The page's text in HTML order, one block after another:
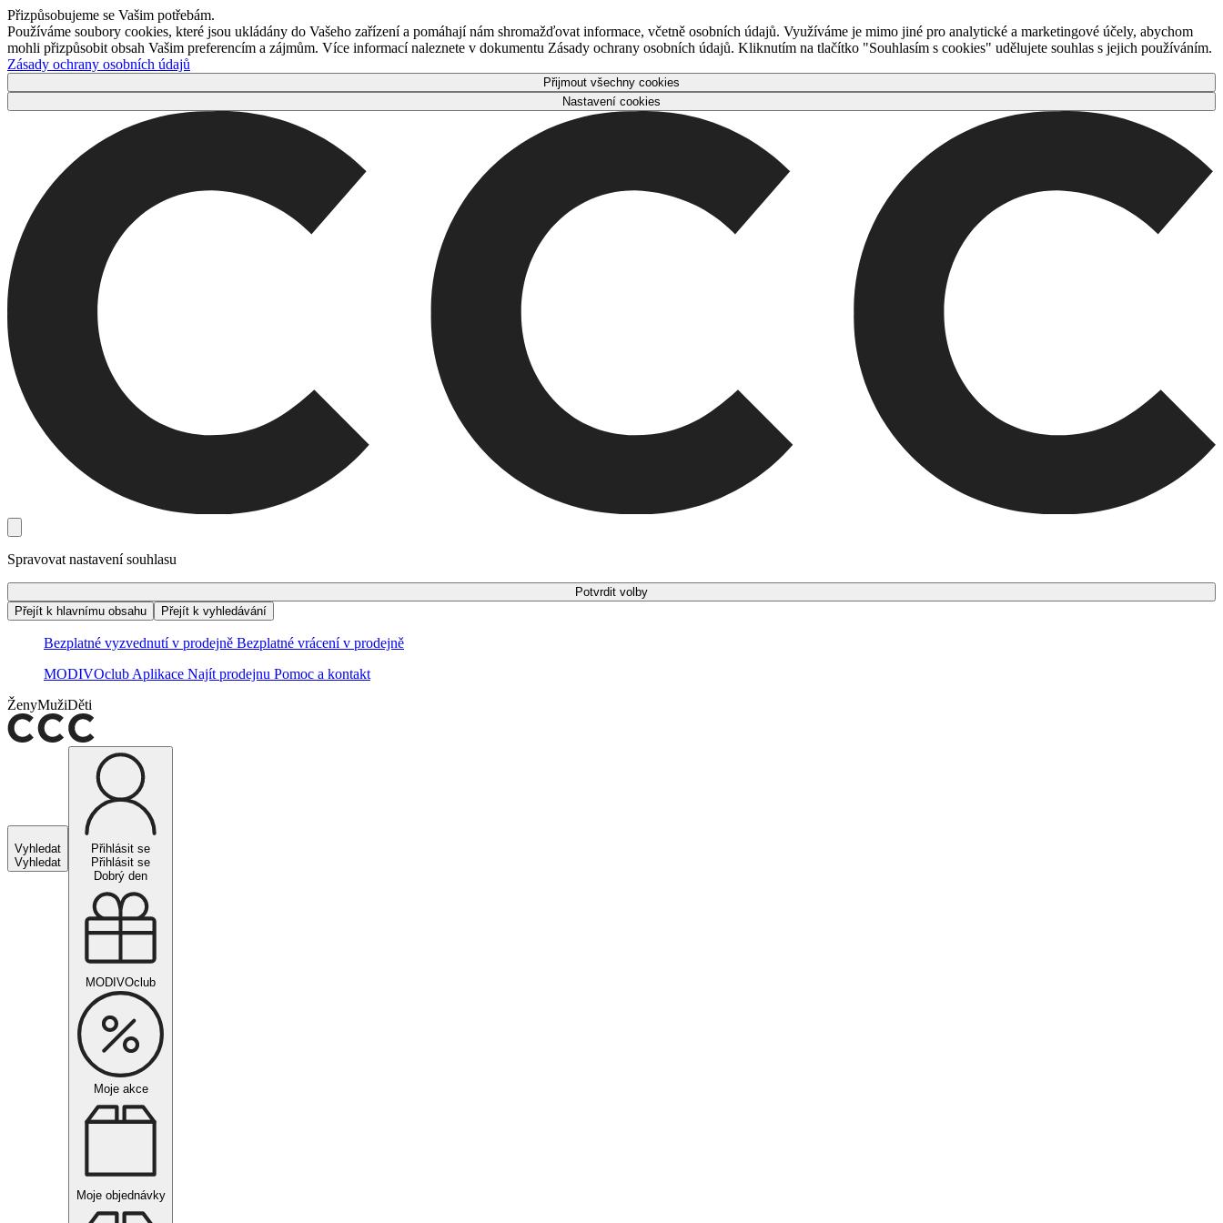
Přizpůsobujeme se Vašim potřebám.
Používáme soubory cookies, které jsou ukládány do Vašeho zařízení a pomáhají nám shromažďovat informace, včetně osobních údajů. Využíváme je mimo jiné pro analytické a marketingové účely, abychom
mohli přizpůsobit obsah Vašim preferencím a zájmům. Více informací naleznete v dokumentu Zásady ochrany osobních údajů. Kliknutím na tlačítko "Souhlasím s cookies" udělujete souhlas s jejich používáním.
Zásady ochrany osobních údajů
Přijmout všechny cookies
Nastavení cookies
Spravovat nastavení souhlasu
Potvrdit volby
Přejít k hlavnímu obsahu
Přejít k vyhledávání
Bezplatné vyzvednutí v prodejně Bezplatné vrácení v prodejně
MODIVOclub Aplikace Najít prodejnu Pomoc a kontakt
ŽenyMužiDěti
Vyhledat
Vyhledat
Přihlásit se
Přihlásit se
Dobrý den
MODIVOclub
Moje akce
Moje objednávky